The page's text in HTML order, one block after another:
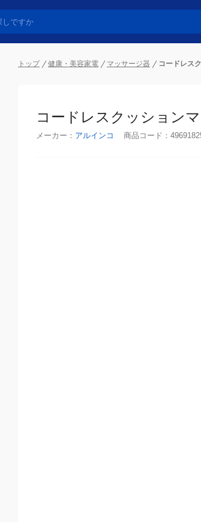
トップ 健康・美容家電 マッサージ器 コードレス
コードレスクッション
メーカー： アルインコ 商品コード：